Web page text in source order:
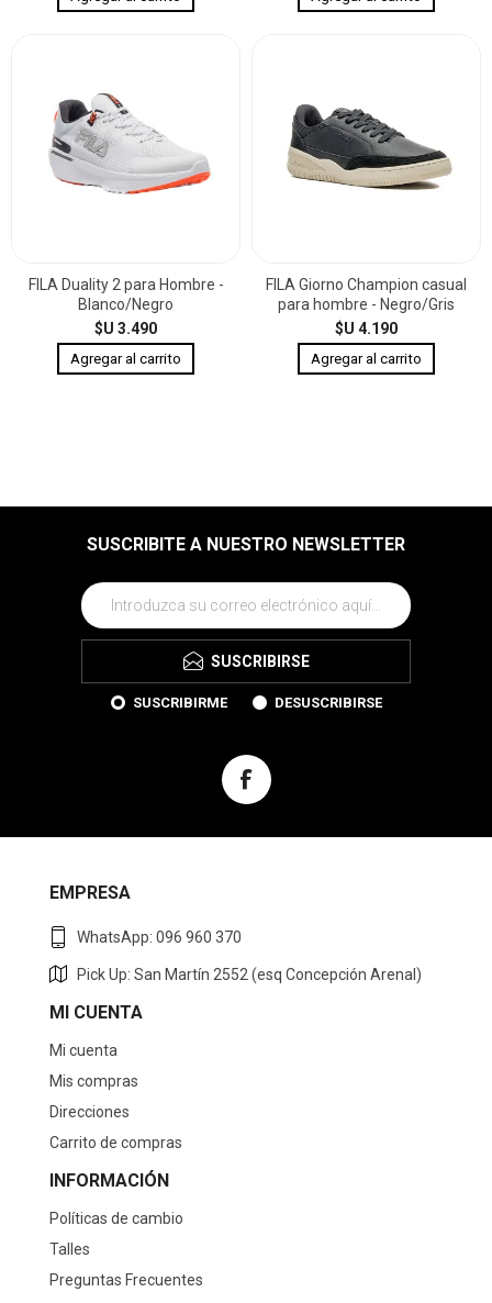
FILA Duality 2 para Hombre -
Blanco/Negro
$U 3.490
FILA Giorno Champion casual
para hombre - Negro/Gris
$U 4.190
SUSCRIBITE A NUESTRO NEWSLETTER
SUSCRIBIRSE
SUSCRIBIRME DESUSCRIBIRSE
EMPRESA
WhatsApp: 096 960 370
Pick Up: San Martín 2552 (esq Concepción Arenal)
MI CUENTA
Mi cuenta
Mis compras
Direcciones
Carrito de compras
INFORMACIÓN
Políticas de cambio
Talles
Preguntas Frecuentes